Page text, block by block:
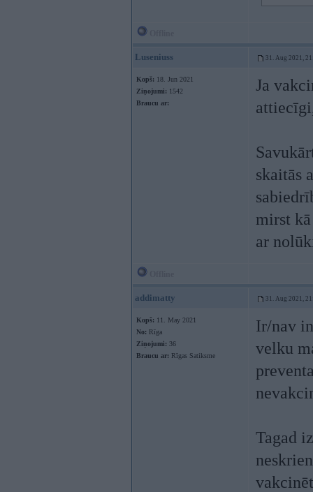
Luseniuss 31. Aug 2021,
Kopš: 18. Jun 2021
Ziņojumi: 1542
Braucu ar:
Ja
skaitās
mirst
ar
addimatty 31. Aug 2021,
Kopš: 11. May 2021
No: Rīga
Ziņojumi: 36
Braucu ar: Rīgas Satiksme
Ir/nav
velku
Tagad